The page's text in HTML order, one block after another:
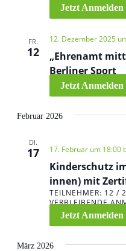
Jetzt Anmelden
FR.
12
12. Dezember 2025
„Ehrenamt
Berliner Sport
Jetzt Anmelden
Februar 2026
DI.
17 17. Februar um 18:00
Kinderschutz
innen) mit
TEILNEHMER: 12 /
VERBLEIBENDE
Jetzt Anmelden
März 2026